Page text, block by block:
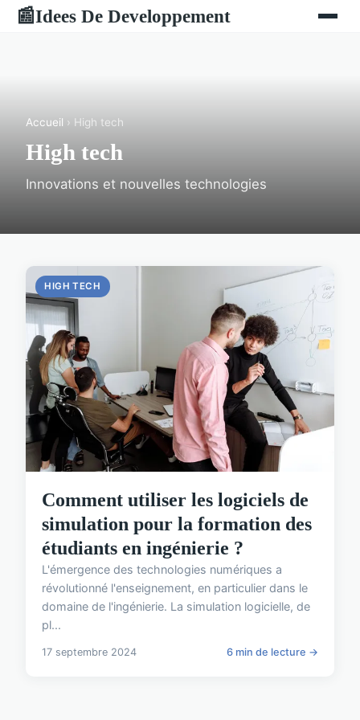
📰Idees De Developpement
Accueil › High tech
High tech
Innovations et nouvelles technologies
HIGH TECH
Comment utiliser les logiciels de
simulation pour la formation des
étudiants en ingénierie ?
L'émergence des technologies numériques a
révolutionné l'enseignement, en particulier dans le
domaine de l'ingénierie. La simulation logicielle, de
pl...
17 septembre 2024 6 min de lecture →